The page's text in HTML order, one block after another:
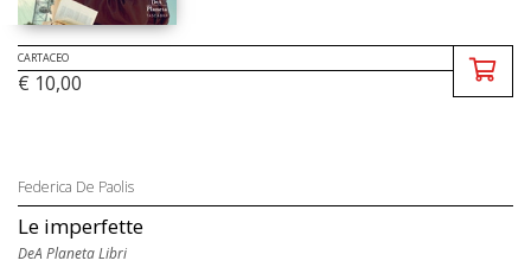
CARTACEO
€ 10,00
Federica De Paolis
Le imperfette
DeA Planeta Libri